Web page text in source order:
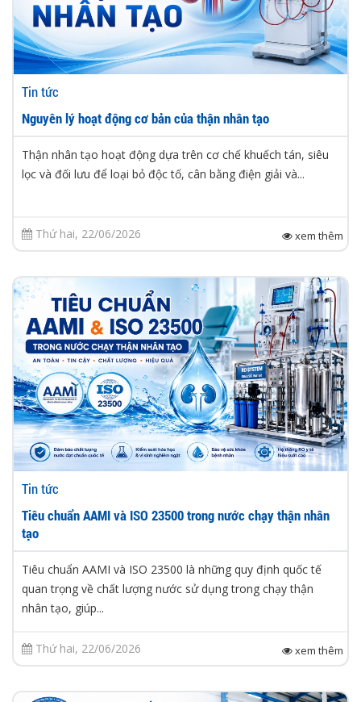
Tin tức
Nguyên lý hoạt động cơ bản của thận nhân tạo
Thận nhân tạo hoạt động dựa trên cơ chế khuếch tán, siêu
lọc và đối lưu để loại bỏ độc tố, cân bằng điện giải và...
Thứ hai, 22/06/2026 xem thêm
Tin tức
Tiêu chuẩn AAMI và ISO 23500 trong nước chạy thận nhân
tạo
Tiêu chuẩn AAMI và ISO 23500 là những quy định quốc tế
quan trọng về chất lượng nước sử dụng trong chạy thận
nhân tạo, giúp...
Thứ hai, 22/06/2026 xem thêm